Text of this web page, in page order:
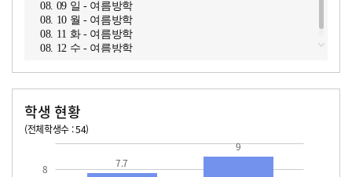
08. 09 일 - 여름방학
08. 10 월 - 여름방학
08. 11 화 - 여름방학
08. 12 수 - 여름방학
학생 현황
(전체학생수 : 54)
8 7.7
9